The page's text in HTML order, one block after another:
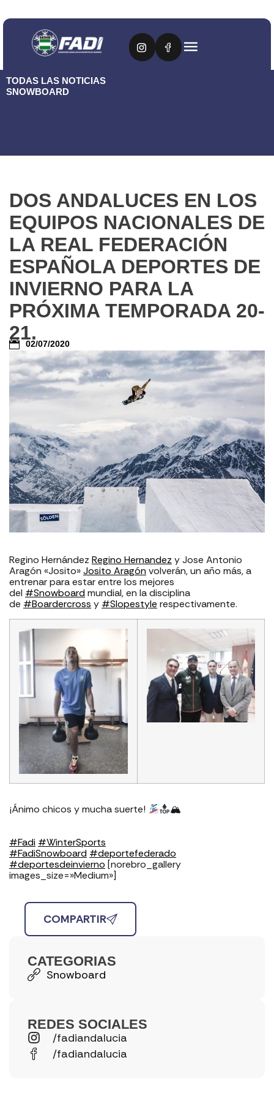
TODAS LAS NOTICIAS
SNOWBOARD
DOS ANDALUCES EN LOS
EQUIPOS NACIONALES DE
LA REAL FEDERACIÓN
ESPAÑOLA DEPORTES DE
INVIERNO PARA LA
PRÓXIMA TEMPORADA 20-
21.⁣02/07/2020
Regino Hernández Regino Hernandez y Jose Antonio
Aragón «Josito»Josito Aragón volverán, un año más, a
entrenar para estar entre los mejores
del #Snowboard mundial, en la disciplina
de #Boardercross y #Slopestyle respectivamente.⁣
¡Ánimo chicos y mucha suerte! 🏔
#Fadi #WinterSports
#FadiSnowboard #deportefederado
#deportesdeinvierno [norebro_gallery
images_size=»Medium»]
COMPARTIR
CATEGORIAS
Snowboard
REDES SOCIALES
/fadiandalucia
/fadiandalucia